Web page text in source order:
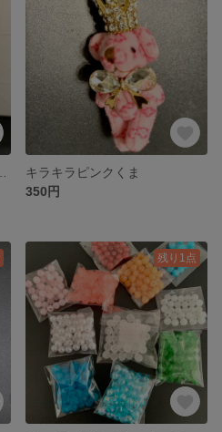
キラキラピンクくま
350円
残り1点